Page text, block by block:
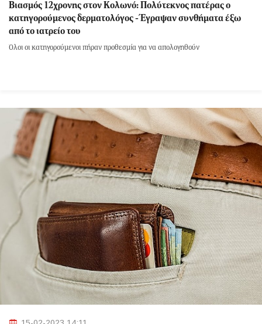
Βιασμός 12χρονης στον Κολωνό: Πολύτεκνος πατέρας ο
κατηγορούμενος δερματολόγος - Έγραψαν συνθήματα έξω
από το ιατρείο του
Όλοι οι κατηγορούμενοι πήραν προθεσμία για να απολογηθούν